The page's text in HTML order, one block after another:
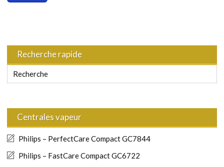
Recherche rapide
Centrales vapeur
Philips – PerfectCare Compact GC7844
Philips – FastCare Compact GC6722